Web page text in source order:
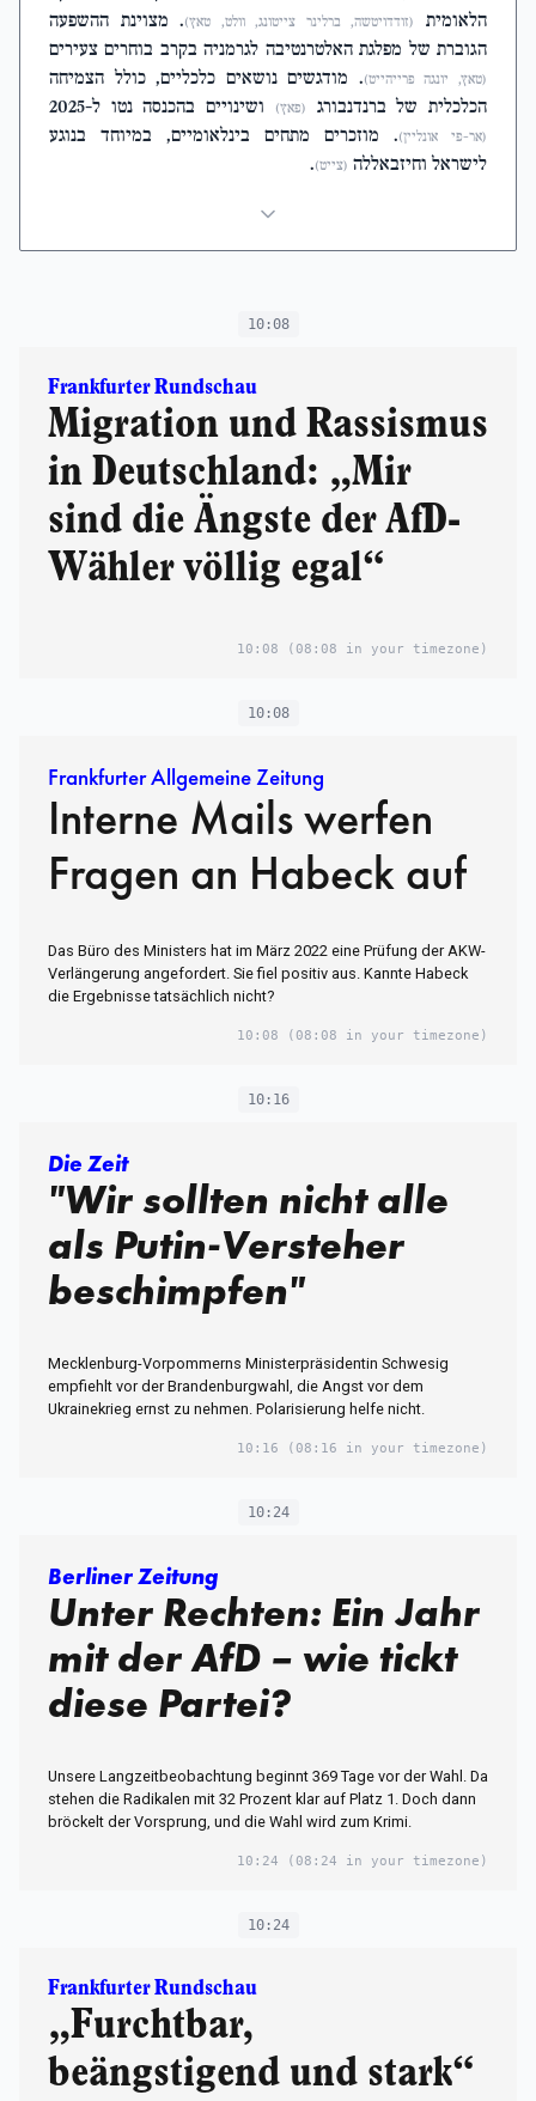
הלאומית
(זודדויטשה, ברלינר צייטונג, וולט, טאץ). מצוינת ההשפעה
הגוברת של מפלגת האלטרנטיבה לגרמניה בקרב בוחרים צעירים
(טאץ, יונגה פרייהייט). מודגשים נושאים כלכליים, כולל הצמיחה
הכלכלית של ברנדנבורג
(פאץ) ושינויים בהכנסה נטו ל-2025
(אר-פי אונליין). מוזכרים מתחים בינלאומיים, במיוחד בנוגע
לישראל וחיזבאללה (צייט).
10:08
Frankfurter Rundschau
Migration und Rassismus
in Deutschland: „Mir
sind die Ängste der AfD-
Wähler völlig egal“
10:08 (08:08 in your timezone)
10:08
Frankfurter Allgemeine Zeitung
Interne Mails werfen
Fragen an Habeck auf
Das Büro des Ministers hat im März 2022 eine Prüfung der AKW-
Verlängerung angefordert. Sie fiel positiv aus. Kannte Habeck
die Ergebnisse tatsächlich nicht?
10:08 (08:08 in your timezone)
10:16
Die Zeit
"Wir sollten nicht alle
als Putin-Versteher
beschimpfen"
Mecklenburg-Vorpommerns Ministerpräsidentin Schwesig
empfiehlt vor der Brandenburgwahl, die Angst vor dem
Ukrainekrieg ernst zu nehmen. Polarisierung helfe nicht.
10:16 (08:16 in your timezone)
10:24
Berliner Zeitung
Unter Rechten: Ein Jahr
mit der AfD – wie tickt
diese Partei?
Unsere Langzeitbeobachtung beginnt 369 Tage vor der Wahl. Da
stehen die Radikalen mit 32 Prozent klar auf Platz 1. Doch dann
bröckelt der Vorsprung, und die Wahl wird zum Krimi.
10:24 (08:24 in your timezone)
10:24
Frankfurter Rundschau
„Furchtbar,
beängstigend und stark“